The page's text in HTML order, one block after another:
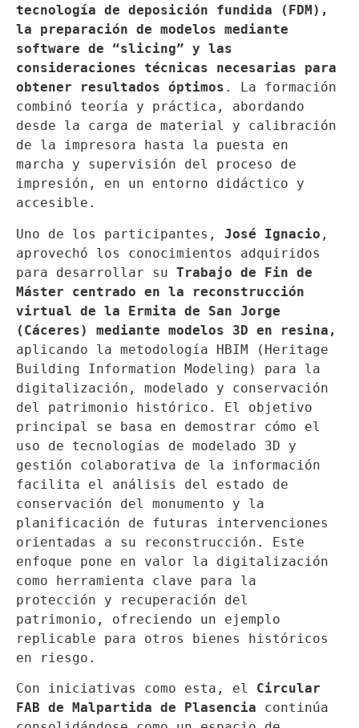
tecnología de deposición fundida (FDM),
la preparación de modelos mediante
software de “slicing” y las
consideraciones técnicas necesarias para
obtener resultados óptimos . La formación
combinó teoría y práctica, abordando
desde la carga de material y calibración
de la impresora hasta la puesta en
marcha y supervisión del proceso de
impresión, en un entorno didáctico y
accesible.
Uno de los participantes, José Ignacio ,
aprovechó los conocimientos adquiridos
para desarrollar su Trabajo de Fin de
Máster centrado en la reconstrucción
virtual de la Ermita de San Jorge
(Cáceres)
aplicando la metodología HBIM (Heritage
Building Information Modeling) para la
digitalización, modelado y conservación
del patrimonio histórico. El objetivo
principal se basa en demostrar cómo el
uso de tecnologías de modelado 3D y
gestión colaborativa de la información
facilita el análisis del estado de
conservación del monumento y la
planificación de futuras intervenciones
orientadas a su reconstrucción. Este
enfoque pone en valor la digitalización
como herramienta clave para la
protección y recuperación del
patrimonio, ofreciendo un ejemplo
replicable para otros bienes históricos
en riesgo.
Con iniciativas como esta, el Circular
FAB de Malpartida de Plasencia continúa